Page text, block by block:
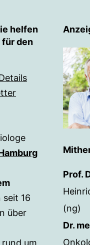
helfen
für den
seit 16
über
um
Prof.
(ng)
Dr.